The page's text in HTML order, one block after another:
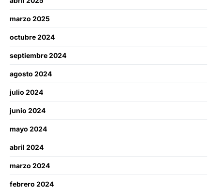
marzo 2025
octubre 2024
septiembre 2024
agosto 2024
julio 2024
junio 2024
mayo 2024
abril 2024
marzo 2024
febrero 2024